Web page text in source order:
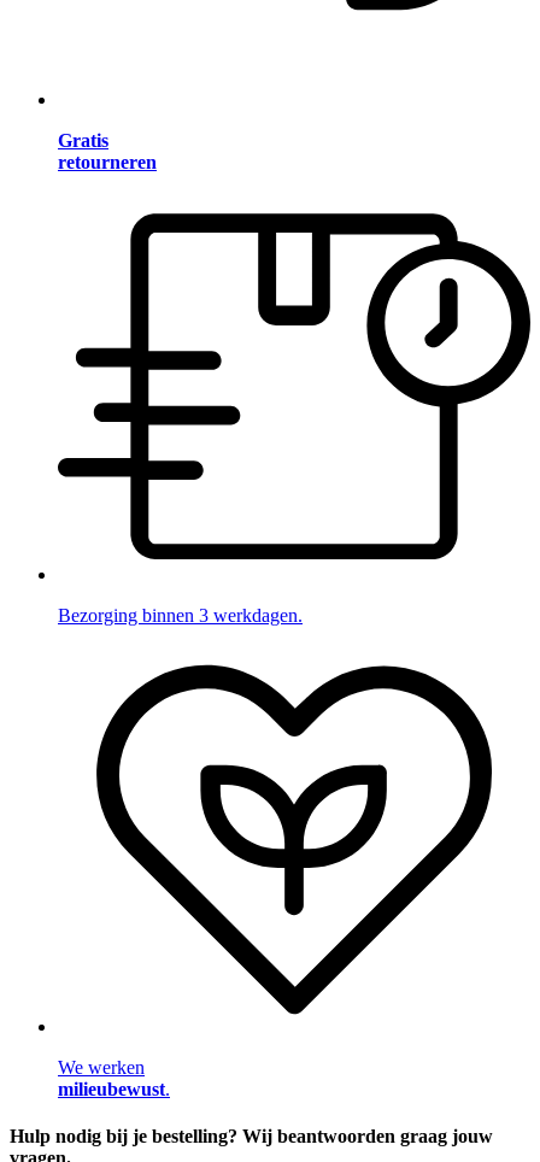
Gratis
retourneren
Bezorging binnen 3 werkdagen.
We werken
milieubewust.
Hulp nodig bij je bestelling? Wij beantwoorden graag jouw